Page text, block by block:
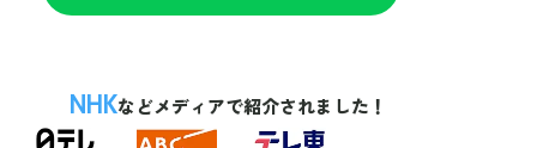
NHKなどメディアで紹介されました！